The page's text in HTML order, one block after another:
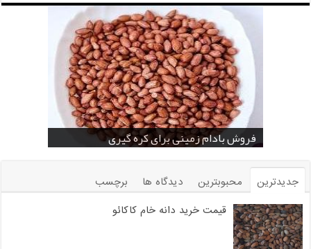
قیمت خرید دانه خام کاکائو
فروش بادام زمینی برای کره گیری
خرید عمده کنجد در تهران
خرید عمده کنجد سیاه و سفید
خرید بادام زمینی فله
خرید عمده کنجد سیاه
خرید عمده کنجد سفید
قیمت خرید کافی میت در کرمان
فروش انواع کنجد در یزد ( Sesame )
جدیدترین محبوبترین دیدگاه ها
برچسب
قیمت خرید دانه خام کاکائو